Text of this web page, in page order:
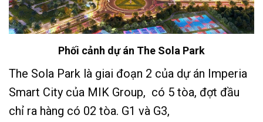
Phối cảnh dự án The Sola Park
The Sola Park là giai đoạn 2 của dự án Imperia
Smart City của MIK Group, có 5 tòa, đợt đầu
chỉ ra hàng có 02 tòa. G1 và G3,